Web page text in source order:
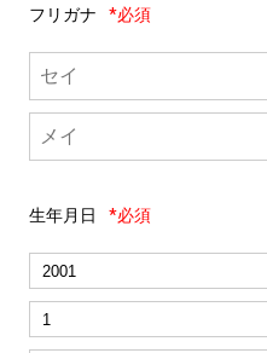
フリガナ *必須
生年月日 *必須